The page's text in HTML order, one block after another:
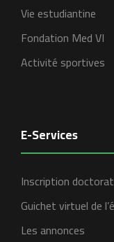
Vie estudiantine
Fondation Med VI
Activité sportives
E-Services
Inscription doctorat
Guichet virtuel de
Les annonces